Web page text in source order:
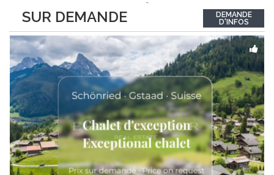
SUR DEMANDE
situation dominante offrant une vue dégagée sur le village de
Gstaad et les sommets...
DEMANDE
D'INFOS